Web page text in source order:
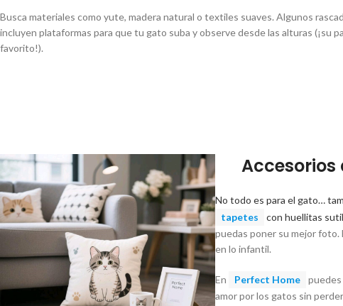
Busca materiales como yute, madera natural o textiles suaves. Algunos
incluyen plataformas para que tu gato suba y observe desde las alturas (¡su
favorito!).
No todo es para el gato…
tapetes
con huellitas
puedas poner su mejor
en lo infantil.
En Perfect Home
amor por los gatos sin